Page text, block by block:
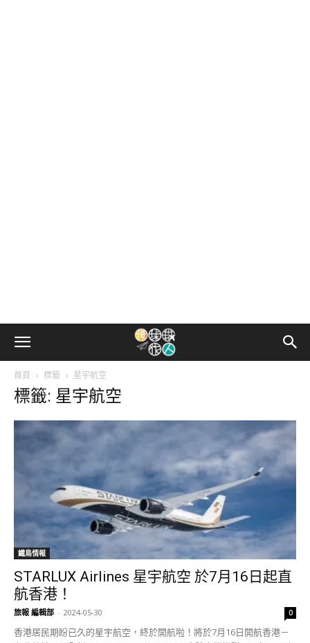
首頁 標籤 星宇航空
標籤: 星宇航空
鐵鳥情報
STARLUX Airlines 星宇航空 於7月16日起直
航香港！
旅報 編輯部 - 2024-05-30 0
香港居民期盼已久的星宇航空，終於開航啦！將於7月16日開航香港－